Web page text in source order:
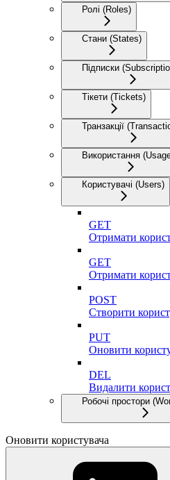
Ролі (Roles)
Стани (States)
Підписки
Тікети (Tickets)
Транзакції
Використання
Користувачі (Users)
GET
Отримати
GET
Отримати
POST
Створити
PUT
Оновити
DEL
Видалити
Робочі простори
Оновити користувача